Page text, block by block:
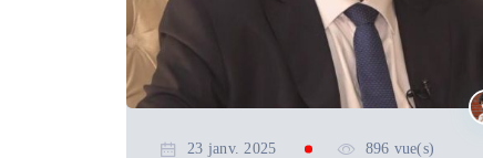
23 janv. 2025 896 vue(s)